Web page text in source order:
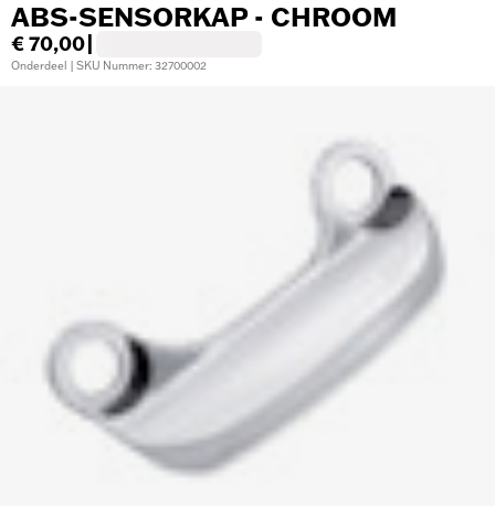
ABS-SENSORKAP - CHROOM
€ 70,00
Onderdeel | SKU Nummer: 32700002